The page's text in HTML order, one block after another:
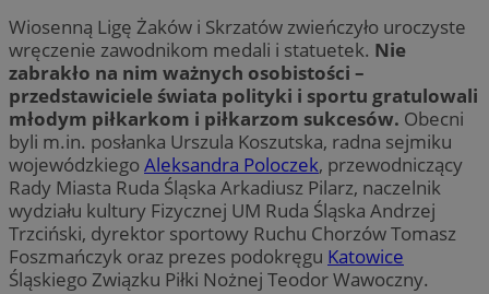
Wiosenną Ligę Żaków i Skrzatów zwieńczyło uroczyste
wręczenie zawodnikom medali i statuetek. Nie
zabrakło na nim ważnych osobistości –
przedstawiciele świata polityki i sportu gratulowali
młodym piłkarkom i piłkarzom sukcesów. Obecni
byli m.in. posłanka Urszula Koszutska, radna sejmiku
wojewódzkiegoAleksandra Poloczek, przewodniczący
Rady Miasta Ruda Śląska Arkadiusz Pilarz, naczelnik
wydziału kultury Fizycznej UM Ruda Śląska Andrzej
Trzciński, dyrektor sportowy Ruchu Chorzów Tomasz
Foszmańczyk oraz prezes podokręgu Katowice
Śląskiego Związku Piłki Nożnej Teodor Wawoczny.